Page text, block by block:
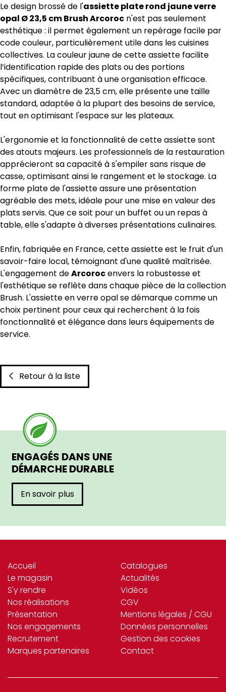
Le design brossé de l'assiette plate rond jaune verre
opal Ø 23,5 cm Brush Arcoroc n'est pas seulement
esthétique : il permet également un repérage facile par
code couleur, particulièrement utile dans les cuisines
collectives. La couleur jaune de cette assiette facilite
l’identification rapide des plats ou des portions
spécifiques, contribuant à une organisation efficace.
Avec un diamètre de 23,5 cm, elle présente une taille
standard, adaptée à la plupart des besoins de service,
tout en optimisant l'espace sur les plateaux.
L'ergonomie et la fonctionnalité de cette assiette sont
des atouts majeurs. Les professionnels de la restauration
apprécieront sa capacité à s'empiler sans risque de
casse, optimisant ainsi le rangement et le stockage. La
forme plate de l'assiette assure une présentation
agréable des mets, idéale pour une mise en valeur des
plats servis. Que ce soit pour un buffet ou un repas à
table, elle s'adapte à diverses présentations culinaires.
Enfin, fabriquée en France, cette assiette est le fruit d'un
savoir-faire local, témoignant d'une qualité maîtrisée.
L'engagement deArcorocenvers la robustesse et
l'esthétique se reflète dans chaque pièce de la collection
Brush. L'assiette en verre opal se démarque comme un
choix pertinent pour ceux qui recherchent à la fois
fonctionnalité et élégance dans leurs équipements de
service.
Retour à la liste
ENGAGÉS DANS UNE
DÉMARCHE DURABLE
En savoir plus
Accueil
Le magasin
S'y rendre
Nos réalisations
Présentation
Nos engagements
Recrutement
Marques partenaires
Catalogues
Actualités
Vidéos
CGV
Mentions légales / CGU
Données personnelles
Gestion des cookies
Contact